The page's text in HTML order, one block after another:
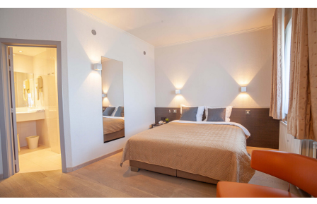
7 dagen per week beschikbaar